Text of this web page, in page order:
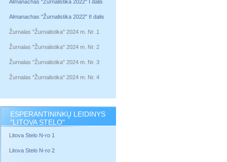
Almanachas "Žurnalistika 2022" I dalis
Almanachas "Žurnalistika 2022" II dalis
Žurnalas "Žurnalistika" 2024 m. Nr. 1
Žurnalas "Žurnalistika" 2024 m. Nr. 2
Žurnalas "Žurnalistika" 2024 m. Nr. 3
Žurnalas "Žurnalistika" 2024 m. Nr. 4
ESPERANTININKŲ LEIDINYS
"LITOVA STELO"
Litova Stelo N-ro 1
Litova Stelo N-ro 2